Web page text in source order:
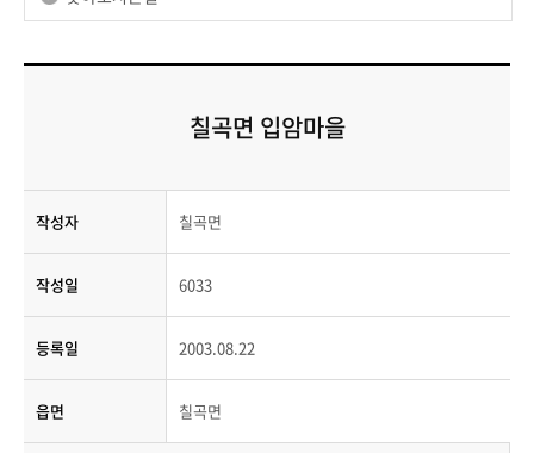
칠곡면 입암마을
작성자 칠곡면
작성일 6033
등록일 2003.08.22
읍면 칠곡면